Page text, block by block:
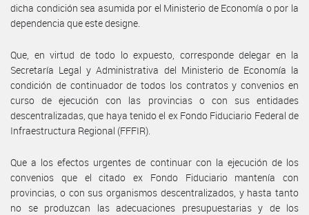
dicha condición sea asumida por el Ministerio de Economía o por la
dependencia que este designe.
Que, en virtud de todo lo expuesto, corresponde delegar en la
Secretaría Legal y Administrativa del Ministerio de Economía la
condición de continuador de todos los contratos y convenios en
curso de ejecución con las provincias o con sus entidades
descentralizadas, que haya tenido el ex Fondo Fiduciario Federal de
Infraestructura Regional (FFFIR).
Que a los efectos urgentes de continuar con la ejecución de los
convenios que el citado ex Fondo Fiduciario mantenía con
provincias, o con sus organismos descentralizados, y hasta tanto
no se produzcan las adecuaciones presupuestarias y de los